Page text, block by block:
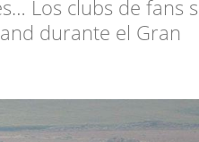
Los clubs de fans
durante el Gran